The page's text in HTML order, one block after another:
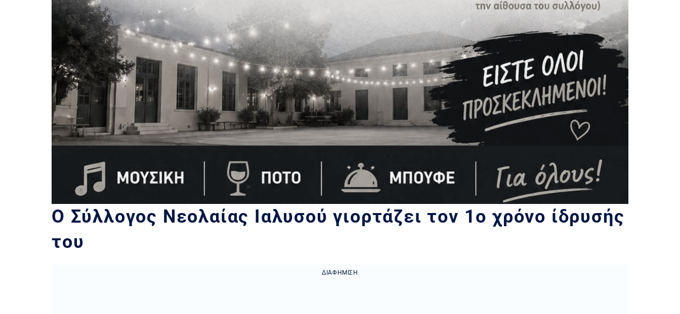
Ο Σύλλογος Νεολαίας Ιαλυσού γιορτάζει τον 1ο χρόνο ίδρυσής
του
ΔΙΑΦΉΜΙΣΗ